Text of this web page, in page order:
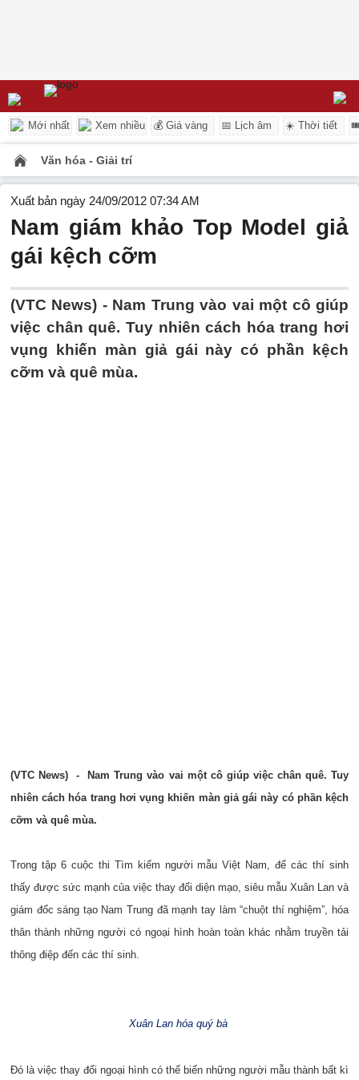
Mới nhất Xem nhiều 💰 Giá vàng 📅 Lịch âm ☀️ Thời tiết
Văn hóa - Giải trí
Xuất bản ngày 24/09/2012 07:34 AM
Nam giám khảo Top Model giả
gái kệch cỡm
(VTC News) - Nam Trung vào vai một cô giúp
việc chân quê. Tuy nhiên cách hóa trang hơi
vụng khiến màn giả gái này có phần kệch
cỡm và quê mùa.
(VTC News) -
Nam Trung vào vai một cô giúp việc chân quê. Tuy
nhiên cách hóa trang hơi vụng khiến màn giả gái này có phần kệch
cỡm và quê mùa.
Trong tập 6 cuộc thi Tìm kiếm người mẫu Việt Nam, để các thí sinh
thấy được sức mạnh của việc thay đổi diện mạo, siêu mẫu Xuân Lan và
giám đốc sáng tạo Nam Trung đã mạnh tay làm “chuột thí nghiệm”, hóa
thân thành những người có ngoại hình hoàn toàn khác nhằm truyền tải
thông điệp đến các thí sinh.
Xuân Lan hóa quý bà
Đó là việc thay đổi ngoại hình có thể biến những người mẫu thành bất kì